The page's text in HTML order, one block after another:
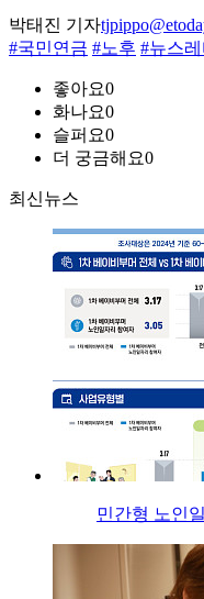
박태진 기자
#국민연금 #노후 #뉴스레
좋아요0
화나요0
슬퍼요0
더 궁금해요0
최신뉴스
민간형 노인